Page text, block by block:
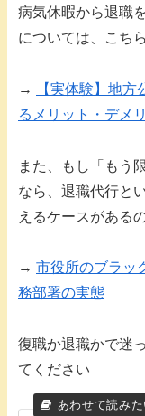
病気休暇から退職
については、こち
→
【実体験】地
るメリット・デメ
また、もし「もう
なら、退職代行と
えるケースがある
→ 市役所のブラッ
務部署の実態
復職か退職かで迷
てください